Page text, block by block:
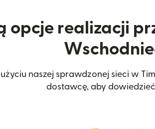
opcje realizacji
naszej sprawdzonej sieci w
dostawcę, aby